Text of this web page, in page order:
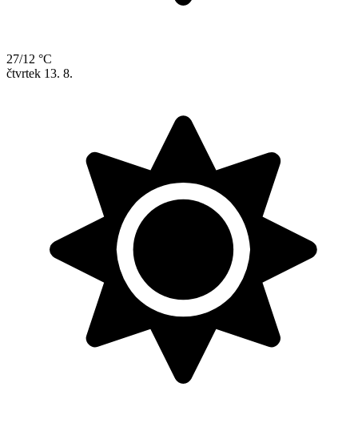
27/12 °C
čtvrtek 13. 8.